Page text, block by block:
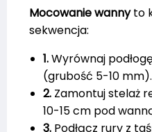
Mocowanie wannyto
sekwencja:
1.Wyrównaj
(grubość 5-10 mm).
2. Zamontuj stelaż
10-15 cm pod
3. Podłącz rury z